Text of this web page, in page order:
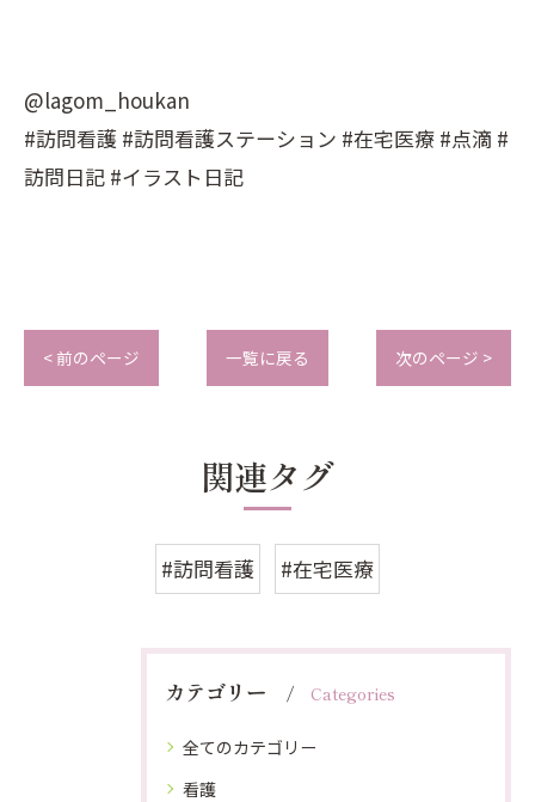
@lagom_houkan
#訪問看護 #訪問看護ステーション #在宅医療 #点滴 #
訪問日記 #イラスト日記
< 前のページ 一覧に戻る 次のページ >
関連タグ
#訪問看護 #在宅医療
カテゴリー Categories
全てのカテゴリー
看護